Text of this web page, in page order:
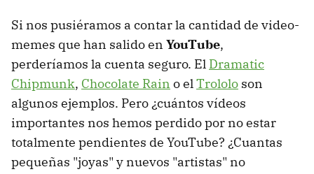
Si nos pusiéramos a contar la cantidad de video-
memes que han salido en YouTube,
perderíamos la cuenta seguro. El Dramatic
Chipmunk, Chocolate Rain o elTrololo son
algunos ejemplos. Pero ¿cuántos vídeos
importantes nos hemos perdido por no estar
totalmente pendientes de YouTube? ¿Cuantas
pequeñas "joyas" y nuevos "artistas" no